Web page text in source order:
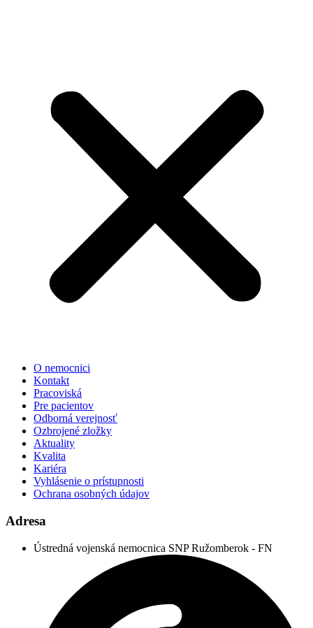
O nemocnici
Kontakt
Pracoviská
Pre pacientov
Odborná verejnosť
Ozbrojené zložky
Aktuality
Kvalita
Kariéra
Vyhlásenie o prístupnosti
Ochrana osobných údajov
Adresa
Ústredná vojenská nemocnica SNP Ružomberok - FN